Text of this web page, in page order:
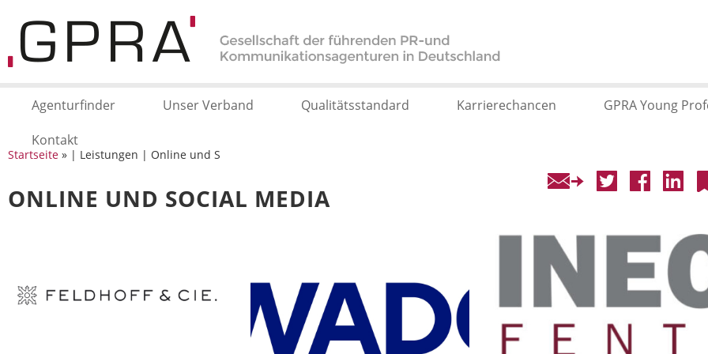
Agenturfinder Unser Verband Qualitätsstandard Karrierechancen
GPRA Young
Kontakt
Startseite » | Leistungen | Online und S
ONLINE UND SOCIAL MEDIA